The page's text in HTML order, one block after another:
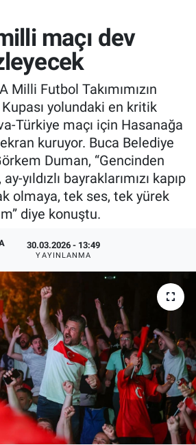
maçı dev
Milli Futbol Takımımızın
yolundaki en kritik
Türkiye maçı için Hasanağa
kuruyor. Buca Belediye
Duman, “Gencinden
yıldızlı bayraklarımızı kapıp
olmaya, tek ses, tek yürek
diye konuştu.
30.03.2026 - 13:49
YAYINLANMA